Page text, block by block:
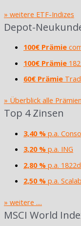
» weitere ETF-Indizes
Depot-
100€ Prämie
100€ Prämie
60€ Prämie
» Überblick alle
Top 4 Zinsen
3,40 % p.a.
3,20 % p.a. ING
2,80 % p.a.
2,50 % p.a.
» weitere ....
MSCI World